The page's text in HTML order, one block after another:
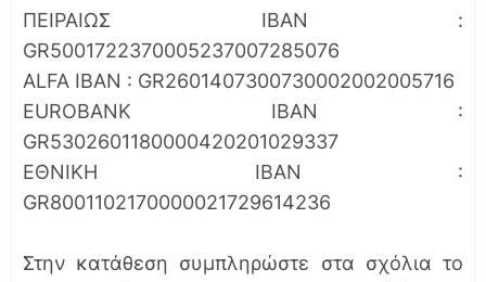
ΠΕΙ­ΡΑΙΩΣ ΙΒΑΝ :
GR5001722370005237007285076
ALFA IBAN : GR2601407300730002002005716
EUROBANK IBAN :
GR5302601180000420201029337
ΕΘΝΙΚΗ IBAN :
GR8001102170000021729614236
Στην κατάθεση συμπληρώστε στα σχόλια το